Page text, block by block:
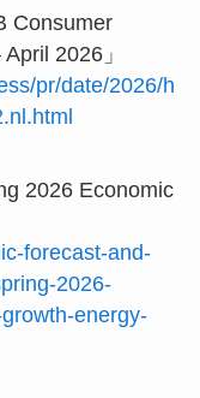
Consumer
2026」
pr/date/2026/h
2026 Economic
forecast-and-
2026-
energy-